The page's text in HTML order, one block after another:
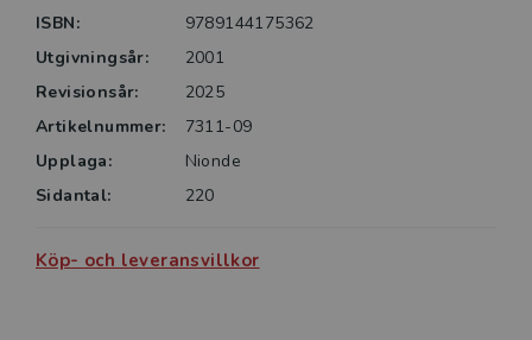
ISBN:
9789144175362
Utgivningsår:
2001
Revisionsår:
2025
Artikelnummer:
7311-09
Upplaga:
Nionde
Sidantal:
220
Köp- och leveransvillkor